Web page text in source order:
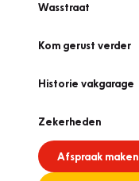
Wasstraat
Kom gerust verder
Historie vakgarage
Zekerheden
Afspraak maken